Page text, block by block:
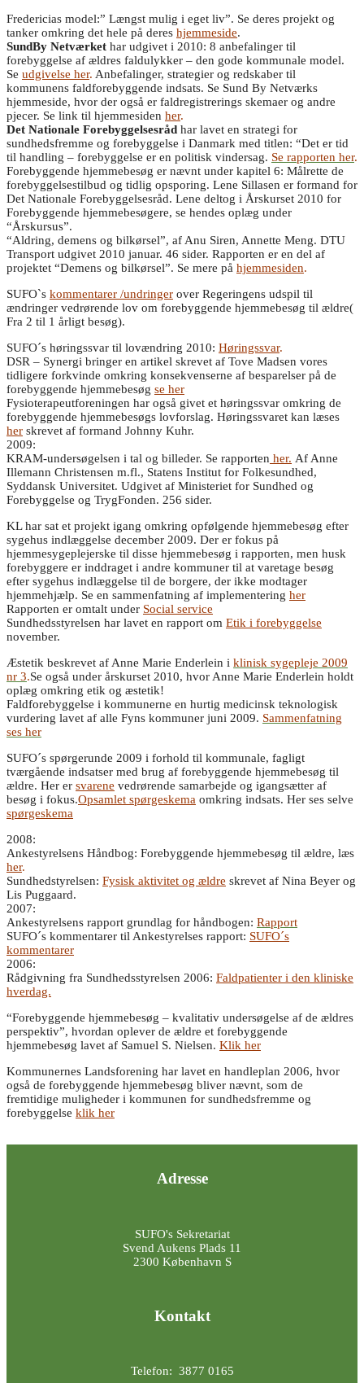
Fredericias model:” Længst mulig i eget liv”. Se deres projekt og
tanker omkring det hele på deres hjemmeside.
SundBy Netværket har udgivet i 2010: 8 anbefalinger til
forebyggelse af ældres faldulykker – den gode kommunale model.
Se udgivelse her. Anbefalinger, strategier og redskaber til
kommunens faldforebyggende indsats. Se Sund By Netværks
hjemmeside, hvor der også er faldregistrerings skemaer og andre
pjecer. Se link til hjemmesiden her.
Det Nationale Forebyggelsesråd har lavet en strategi for
sundhedsfremme og forebyggelse i Danmark med titlen: “Det er tid
til handling – forebyggelse er en politisk vindersag. Se rapporten her.
Forebyggende hjemmebesøg er nævnt under kapitel 6: Målrette de
forebyggelsestilbud og tidlig opsporing. Lene Sillasen er formand for
Det Nationale Forebyggelsesråd. Lene deltog i Årskurset 2010 for
Forebyggende hjemmebesøgere, se hendes oplæg under
“Årskursus”.
“Aldring, demens og bilkørsel”, af Anu Siren, Annette Meng. DTU
Transport udgivet 2010 januar. 46 sider. Rapporten er en del af
projektet “Demens og bilkørsel”. Se mere på hjemmesiden.
SUFO`s kommentarer /undringer over Regeringens udspil til
ændringer vedrørende lov om forebyggende hjemmebesøg til ældre(
Fra 2 til 1 årligt besøg).
SUFO´s høringssvar til lovændring 2010: Høringssvar.
DSR – Synergi bringer en artikel skrevet af Tove Madsen vores
tidligere forkvinde omkring konsekvenserne af besparelser på de
forebyggende hjemmebesøg se her
Fysioterapeutforeningen har også givet et høringssvar omkring de
forebyggende hjemmebesøgs lovforslag. Høringssvaret kan læses
her skrevet af formand Johnny Kuhr.
2009:
KRAM-undersøgelsen i tal og billeder. Se rapporten her. Af Anne
Illemann Christensen m.fl., Statens Institut for Folkesundhed,
Syddansk Universitet. Udgivet af Ministeriet for Sundhed og
Forebyggelse og TrygFonden. 256 sider.
KL har sat et projekt igang omkring opfølgende hjemmebesøg efter
sygehus indlæggelse december 2009. Der er fokus på
hjemmesygeplejerske til disse hjemmebesøg i rapporten, men husk
forebyggere er inddraget i andre kommuner til at varetage besøg
efter sygehus indlæggelse til de borgere, der ikke modtager
hjemmehjælp. Se en sammenfatning af implementering her
Rapporten er omtalt under Social service
Sundhedsstyrelsen har lavet en rapport om Etik i forebyggelse
november.
Æstetik beskrevet af Anne Marie Enderlein i klinisk sygepleje 2009
nr 3.Se også under årskurset 2010, hvor Anne Marie Enderlein holdt
oplæg omkring etik og æstetik!
Faldforebyggelse i kommunerne en hurtig medicinsk teknologisk
vurdering lavet af alle Fyns kommuner juni 2009. Sammenfatning
ses her
SUFO´s spørgerunde 2009 i forhold til kommunale, fagligt
tværgående indsatser med brug af forebyggende hjemmebesøg til
ældre. Her er svarene vedrørende samarbejde og igangsætter af
besøg i fokus.Opsamlet spørgeskema omkring indsats. Her ses selve
spørgeskema
2008:
Ankestyrelsens Håndbog: Forebyggende hjemmebesøg til ældre, læs
her.
Sundhedstyrelsen: Fysisk aktivitet og ældre skrevet af Nina Beyer og
Lis Puggaard.
2007:
Ankestyrelsens rapport grundlag for håndbogen: Rapport
SUFO´s kommentarer til Ankestyrelses rapport: SUFO´s
kommentarer
2006:
Rådgivning fra Sundhedsstyrelsen 2006: Faldpatienter i den kliniske
hverdag.
“Forebyggende hjemmebesøg – kvalitativ undersøgelse af de ældres
perspektiv”, hvordan oplever de ældre et forebyggende
hjemmebesøg lavet af Samuel S. Nielsen. Klik her
Kommunernes Landsforening har lavet en handleplan 2006, hvor
også de forebyggende hjemmebesøg bliver nævnt, som de
fremtidige muligheder i kommunen for sundhedsfremme og
forebyggelse klik her
Adresse
SUFO's Sekretariat
Svend Aukens Plads 11
2300 København S
Kontakt
Telefon: 3877 0165